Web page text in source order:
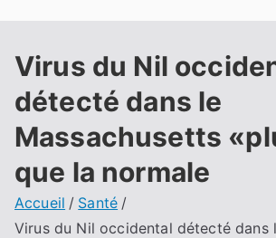
Virus du Nil
détecté dans le
Massachusetts
que la normale
Accueil
Santé
Virus du Nil occidental détecté dans